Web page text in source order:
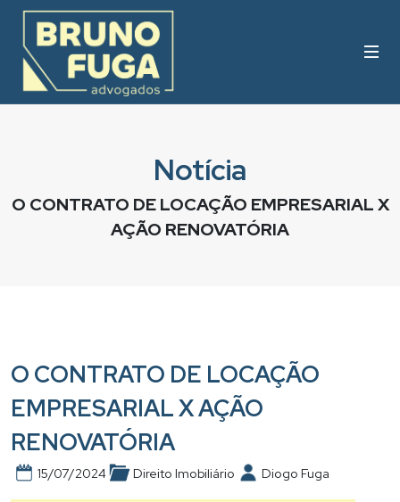
Notícia
O CONTRATO DE LOCAÇÃO EMPRESARIAL X
AÇÃO RENOVATÓRIA
O CONTRATO DE LOCAÇÃO
EMPRESARIAL X AÇÃO
RENOVATÓRIA
15/07/2024 Direito Imobiliário Diogo Fuga